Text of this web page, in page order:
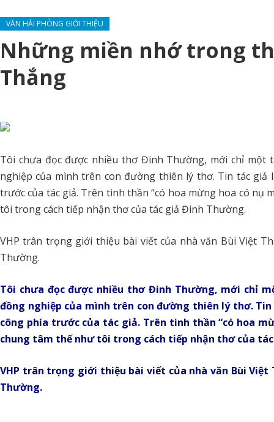
VĂN HẢI PHÒNG GIỚI THIỆU
Những miền nhớ trong
Thắng
Tôi chưa đọc được nhiều thơ Đinh Thường, mới chỉ một
nghiệp của mình trên con đường thiên lý thơ. Tin tác
trước của tác giả. Trên tinh thần “có hoa mừng hoa có nụ
tôi trong cách tiếp nhận thơ của tác giả Đinh Thường.
VHP trân trọng giới thiệu bài viết của nhà văn Bùi Việt
Thường.
Tôi chưa đọc được nhiều thơ Đinh Thường, mới chỉ
đồng nghiệp của mình trên con đường thiên lý thơ.
công phía trước của tác giả. Trên tinh thần “có hoa
chung tâm thế như tôi trong cách tiếp nhận thơ của
VHP trân trọng giới thiệu bài viết của nhà văn Bùi
Thường.